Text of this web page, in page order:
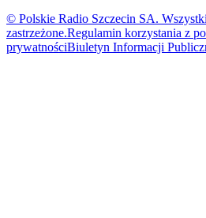
© Polskie Radio Szczecin SA.
zastrzeżone.Regulamin korzystania z
prywatnościBiuletyn Informacji